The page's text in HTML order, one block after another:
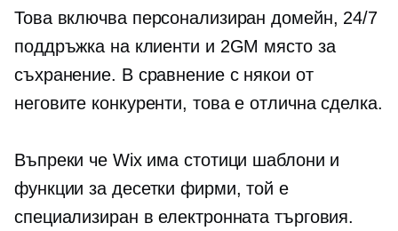
Това включва персонализиран домейн, 24/7
поддръжка на клиенти и 2GM място за
съхранение. В сравнение с някои от
неговите конкуренти, това е отлична сделка.
Въпреки че Wix има стотици шаблони и
функции за десетки фирми, той е
специализиран в електронната търговия.